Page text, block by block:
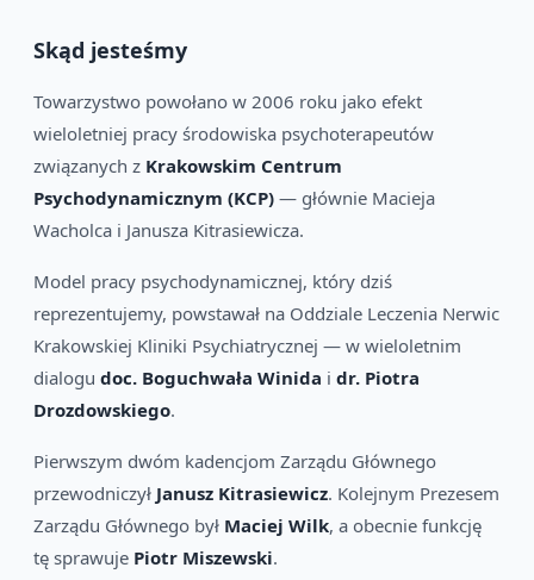
Skąd jesteśmy
Towarzystwo powołano w 2006 roku jako efekt
wieloletniej pracy środowiska psychoterapeutów
związanych z Krakowskim Centrum
Psychodynamicznym (KCP) — głównie Macieja
Wacholca i Janusza Kitrasiewicza.
Model pracy psychodynamicznej, który dziś
reprezentujemy, powstawał na Oddziale Leczenia Nerwic
Krakowskiej Kliniki Psychiatrycznej — w wieloletnim
dialogu doc. Boguchwała Winida i dr. Piotra
Drozdowskiego.
Pierwszym dwóm kadencjom Zarządu Głównego
przewodniczył Janusz Kitrasiewicz. Kolejnym Prezesem
Zarządu Głównego był Maciej Wilk, a obecnie funkcję
tę sprawuje Piotr Miszewski.